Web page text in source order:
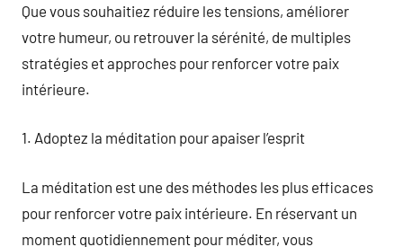
Que vous souhaitiez réduire les tensions, améliorer
votre humeur, ou retrouver la sérénité, de multiples
stratégies et approches pour renforcer votre paix
intérieure.
1. Adoptez la méditation pour apaiser l’esprit
La méditation est une des méthodes les plus efficaces
pour renforcer votre paix intérieure. En réservant un
moment quotidiennement pour méditer, vous